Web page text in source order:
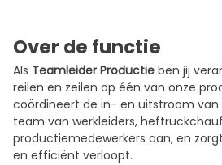
Over de functie
Als Teamleider Productie ben jij
reilen en zeilen op één van onze
coördineert de in- en uitstroom
team van werkleiders,
productiemedewerkers aan, en
en efficiënt verloopt.